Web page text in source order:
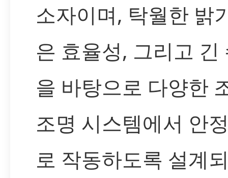
소자이며, 탁월한 밝
은 효율성, 그리고 긴
을 바탕으로 다양한
조명 시스템에서 안
로 작동하도록 설계